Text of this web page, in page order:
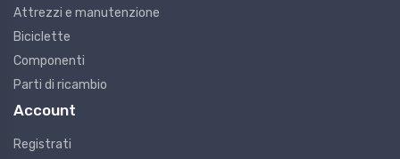
Attrezzi e manutenzione
Biciclette
Componenti
Parti di ricambio
Account
Registrati